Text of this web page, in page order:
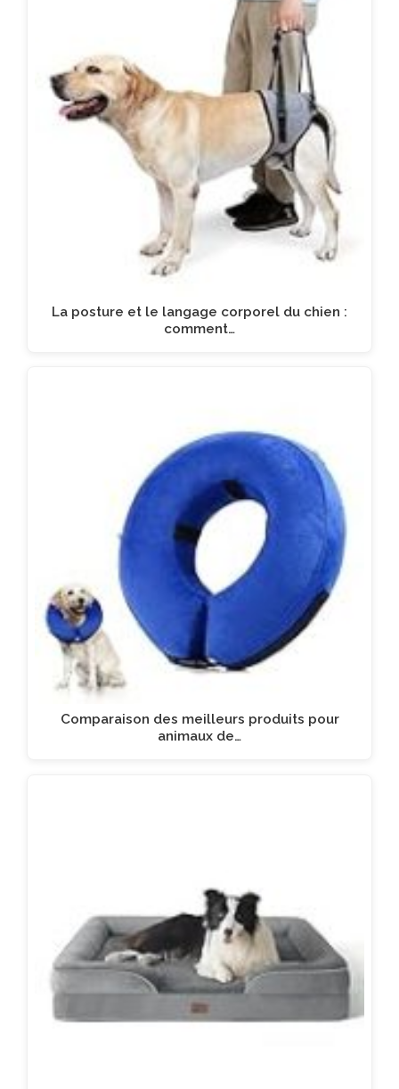
La posture et le langage corporel du chien :
comment…
Comparaison des meilleurs produits pour
animaux de…